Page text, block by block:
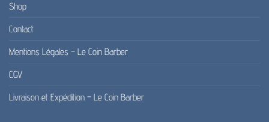
Shop
Contact
Mentions Légales – Le Coin Barber
CGV
Livraison et Expédition – Le Coin Barber